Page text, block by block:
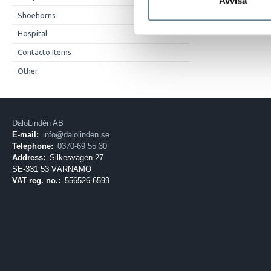
Shoehorns
Hospital
Contacto Items
Other
DaloLindén AB
E-mail: info@dalolinden.se
Telephone: 0370-69 55 30
Address: Silkesvägen 27
SE-331 53 VÄRNAMO
VAT reg. no.: 556526-6599